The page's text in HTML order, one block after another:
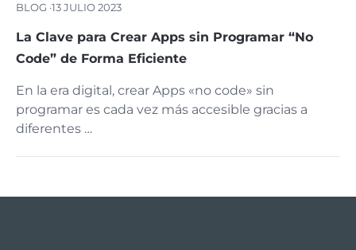
BLOG ·13 JULIO 2023
La Clave para Crear Apps sin Programar “No
Code” de Forma Eficiente
En la era digital, crear Apps «no code» sin
programar es cada vez más accesible gracias a
diferentes …